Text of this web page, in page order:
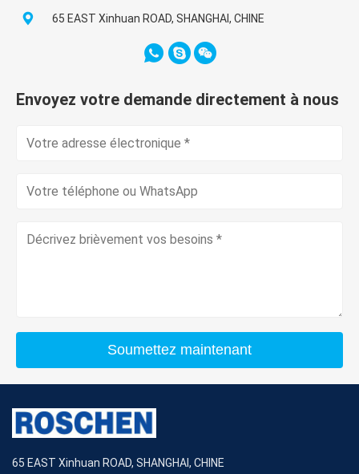
65 EAST Xinhuan ROAD, SHANGHAI, CHINE
Envoyez votre demande directement à nous
Soumettez maintenant
65 EAST Xinhuan ROAD, SHANGHAI, CHINE